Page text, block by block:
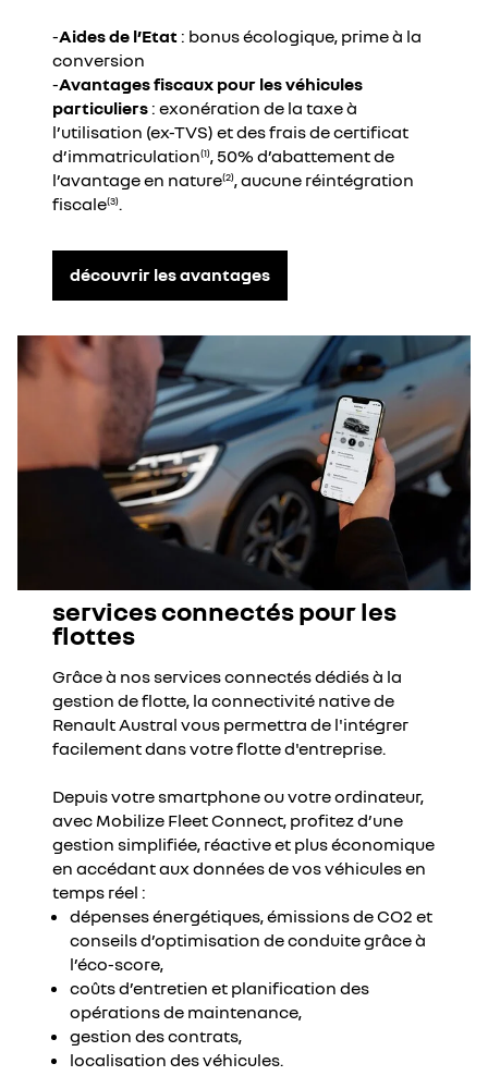
-Aides de l’Etat : bonus écologique, prime à la
conversion
-Avantages fiscaux pour les véhicules
particuliers : exonération de la taxe à
l’utilisation (ex-TVS) et des frais de certificat
d’immatriculation(1), 50% d’abattement de
l’avantage en nature(2), aucune réintégration
fiscale(3).
découvrir les avantages
services connectés pour les
flottes
Grâce à nos services connectés dédiés à la
gestion de flotte, la connectivité native de
Renault Austral vous permettra de l'intégrer
facilement dans votre flotte d'entreprise.
Depuis votre smartphone ou votre ordinateur,
avec Mobilize Fleet Connect, profitez d’une
gestion simplifiée, réactive et plus économique
en accédant aux données de vos véhicules en
temps réel :
dépenses énergétiques, émissions de CO2 et
conseils d’optimisation de conduite grâce à
l’éco-score,
coûts d’entretien et planification des
opérations de maintenance,
gestion des contrats,
localisation des véhicules.